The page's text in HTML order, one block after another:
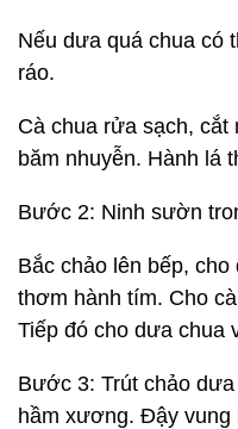
Nếu dưa quá chua có
ráo.
Cà chua rửa sạch, cắt
băm nhuyễn. Hành lá
Bước 2: Ninh sườn
Bắc chảo lên bếp,
thơm hành tím. Cho
Tiếp đó cho dưa chua
Bước 3: Trút chảo
hầm xương. Đậy